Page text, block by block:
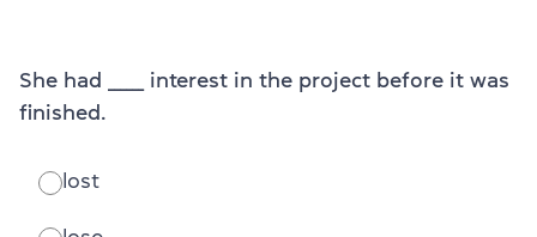
She had ______ interest in the project before it was
finished.
lost